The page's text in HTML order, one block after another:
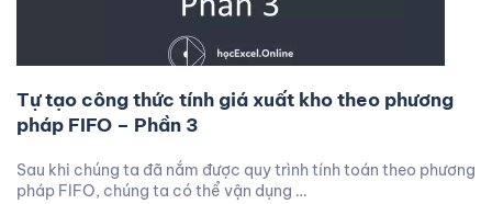
Tự tạo công thức tính giá xuất kho theo phương
pháp FIFO – Phần 3
Sau khi chúng ta đã nắm được quy trình tính toán theo phương
pháp FIFO, chúng ta có thể vận dụng …